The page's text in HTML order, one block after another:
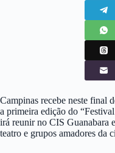
Campinas recebe neste final
a primeira edição do
irá reunir no CIS Guanabara
teatro e grupos amadores da